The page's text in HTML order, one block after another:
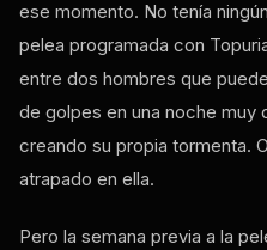
ese momento. No tenía
pelea programada con
entre dos hombres que
de golpes en una noche muy
creando su propia tormenta.
atrapado en ella.
Pero la semana previa a la